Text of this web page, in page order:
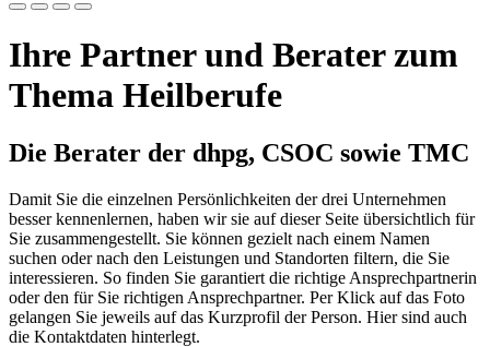
Ihre Partner und Berater zum
Thema Heilberufe
Die Berater der dhpg, CSOC sowie TMC
Damit Sie die einzelnen Persönlichkeiten der drei Unternehmen
besser kennenlernen, haben wir sie auf dieser Seite übersichtlich für
Sie zusammengestellt. Sie können gezielt nach einem Namen
suchen oder nach den Leistungen und Standorten filtern, die Sie
interessieren. So finden Sie garantiert die richtige Ansprechpartnerin
oder den für Sie richtigen Ansprechpartner. Per Klick auf das Foto
gelangen Sie jeweils auf das Kurzprofil der Person. Hier sind auch
die Kontaktdaten hinterlegt.